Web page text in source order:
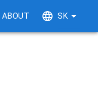
ABOUT SK